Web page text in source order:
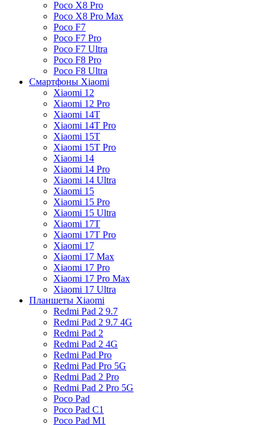
Poco X8 Pro
Poco X8 Pro Max
Poco F7
Poco F7 Pro
Poco F7 Ultra
Poco F8 Pro
Poco F8 Ultra
Смартфоны Xiaomi
Xiaomi 12
Xiaomi 12 Pro
Xiaomi 14T
Xiaomi 14T Pro
Xiaomi 15T
Xiaomi 15T Pro
Xiaomi 14
Xiaomi 14 Pro
Xiaomi 14 Ultra
Xiaomi 15
Xiaomi 15 Pro
Xiaomi 15 Ultra
Xiaomi 17T
Xiaomi 17T Pro
Xiaomi 17
Xiaomi 17 Max
Xiaomi 17 Pro
Xiaomi 17 Pro Max
Xiaomi 17 Ultra
Планшеты Xiaomi
Redmi Pad 2 9.7
Redmi Pad 2 9.7 4G
Redmi Pad 2
Redmi Pad 2 4G
Redmi Pad Pro
Redmi Pad Pro 5G
Redmi Pad 2 Pro
Redmi Pad 2 Pro 5G
Poco Pad
Poco Pad C1
Poco Pad M1